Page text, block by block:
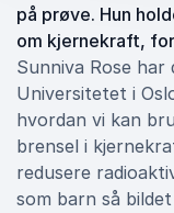
på prøve. Hun
om kjernekraft,
Sunniva Rose
Universitetet i
hvordan vi kan
brensel i
redusere
som barn så